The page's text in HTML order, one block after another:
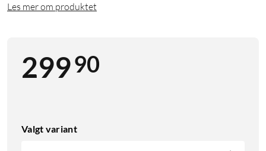
Les mer om produktet
29990
Valgt variant